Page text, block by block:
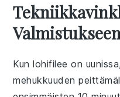
Kunlohifilee on
mehukkuuden